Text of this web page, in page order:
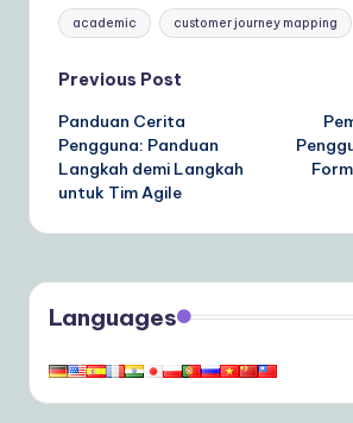
Tags:
academic customer journey mapping
Post
navigation
Previous Post
Panduan Cerita
Pengguna: Panduan
Langkah demi Langkah
untuk Tim Agile
Languages